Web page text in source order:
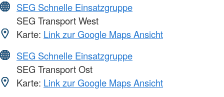
SEG Schnelle Einsatzgruppe
SEG Transport West
Karte: Link zur Google Maps Ansicht
SEG Schnelle Einsatzgruppe
SEG Transport Ost
Karte: Link zur Google Maps Ansicht